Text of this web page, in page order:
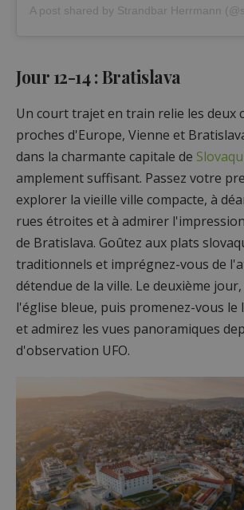
Jour 12-14 : Bratislava
Un court trajet en train relie les deux
proches d'Europe, Vienne et
dans la charmante capitale de
amplement suffisant. Passez votre
explorer la vieille ville compacte, à
rues étroites et à admirer
de Bratislava. Goûtez aux plats
traditionnels et imprégnez-vous de
détendue de la ville. Le deuxième
l'église bleue, puis promenez-vous le
et admirez les vues panoramiques
d'observation UFO.